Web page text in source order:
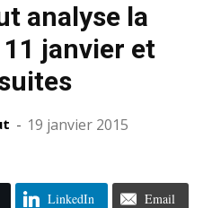
analyse la
janvier et
- 19 janvier 2015
LinkedIn Email